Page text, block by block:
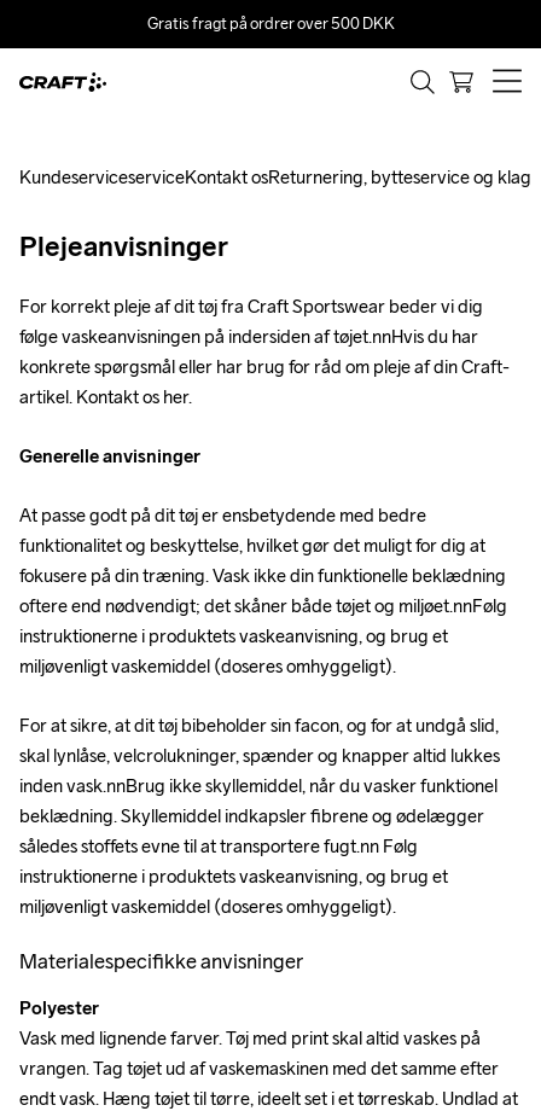
Gratis fragt på ordrer over 500 DKK
KundeserviceserviceKontakt osReturnering, bytteservice og
Plejeanvisninger
For korrekt pleje af dit tøj fra Craft Sportswear beder vi dig
følge vaskeanvisningen på indersiden af tøjet.nnHvis du har
konkrete spørgsmål eller har brug for råd om pleje af din Craft-
artikel. Kontakt os her.
Generelle anvisninger
At passe godt på dit tøj er ensbetydende med bedre
funktionalitet og beskyttelse, hvilket gør det muligt for dig at
fokusere på din træning. Vask ikke din funktionelle beklædning
oftere end nødvendigt; det skåner både tøjet og miljøet.nnFølg
instruktionerne i produktets vaskeanvisning, og brug et
miljøvenligt vaskemiddel (doseres omhyggeligt).
For at sikre, at dit tøj bibeholder sin facon, og for at undgå slid,
skal lynlåse, velcrolukninger, spænder og knapper altid lukkes
inden vask.nnBrug ikke skyllemiddel, når du vasker funktionel
beklædning. Skyllemiddel indkapsler fibrene og ødelægger
således stoffets evne til at transportere fugt.nn Følg
instruktionerne i produktets vaskeanvisning, og brug et
miljøvenligt vaskemiddel (doseres omhyggeligt).
Materialespecifikke anvisninger
Polyester
Vask med lignende farver. Tøj med print skal altid vaskes på
vrangen. Tag tøjet ud af vaskemaskinen med det samme efter
endt vask. Hæng tøjet til tørre, ideelt set i et tørreskab. Undlad at